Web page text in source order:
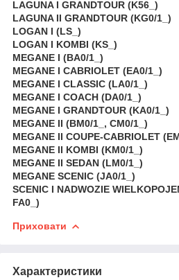
LAGUNA I GRANDTOUR (K56_)
LAGUNA II GRANDTOUR (KG0/1_)
LOGAN I (LS_)
LOGAN I KOMBI (KS_)
MEGANE I (BA0/1_)
MEGANE I CABRIOLET (EA0/1_)
MEGANE I CLASSIC (LA0/1_)
MEGANE I COACH (DA0/1_)
MEGANE I GRANDTOUR (KA0/1_)
MEGANE II (BM0/1_, CM0/1_)
MEGANE II COUPE-CABRIOLET
MEGANE II KOMBI (KM0/1_)
MEGANE II SEDAN (LM0/1_)
MEGANE SCENIC (JA0/1_)
SCENIC I NADWOZIE
FA0_)
Приховати
Характеристики